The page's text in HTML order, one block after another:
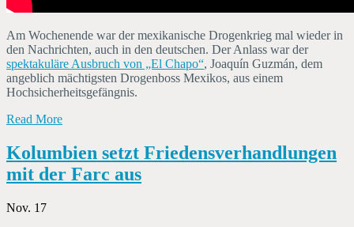
Am Wochenende war der mexikanische Drogenkrieg mal wieder in
den Nachrichten, auch in den deutschen. Der Anlass war der
spektakuläre Ausbruch von „El Chapo“, Joaquín Guzmán, dem
angeblich mächtigsten Drogenboss Mexikos, aus einem
Hochsicherheitsgefängnis.
Read More
Kolumbien setzt Friedensverhandlungen
mit der Farc aus
Nov. 17